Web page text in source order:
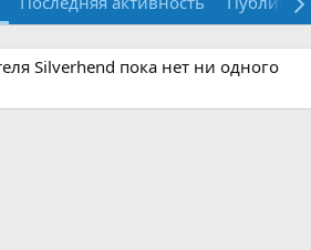
Silverhend пока нет ни одного